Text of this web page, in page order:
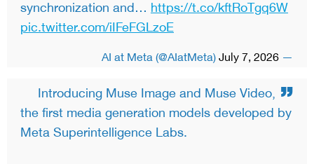
synchronization and… https://t.co/kftRoTgq6W
pic.twitter.com/iIFeFGLzoE
— AI at Meta (@AIatMeta)
July 7, 2026
Introducing Muse Image and Muse Video,
the first media generation models developed by
Meta Superintelligence Labs.